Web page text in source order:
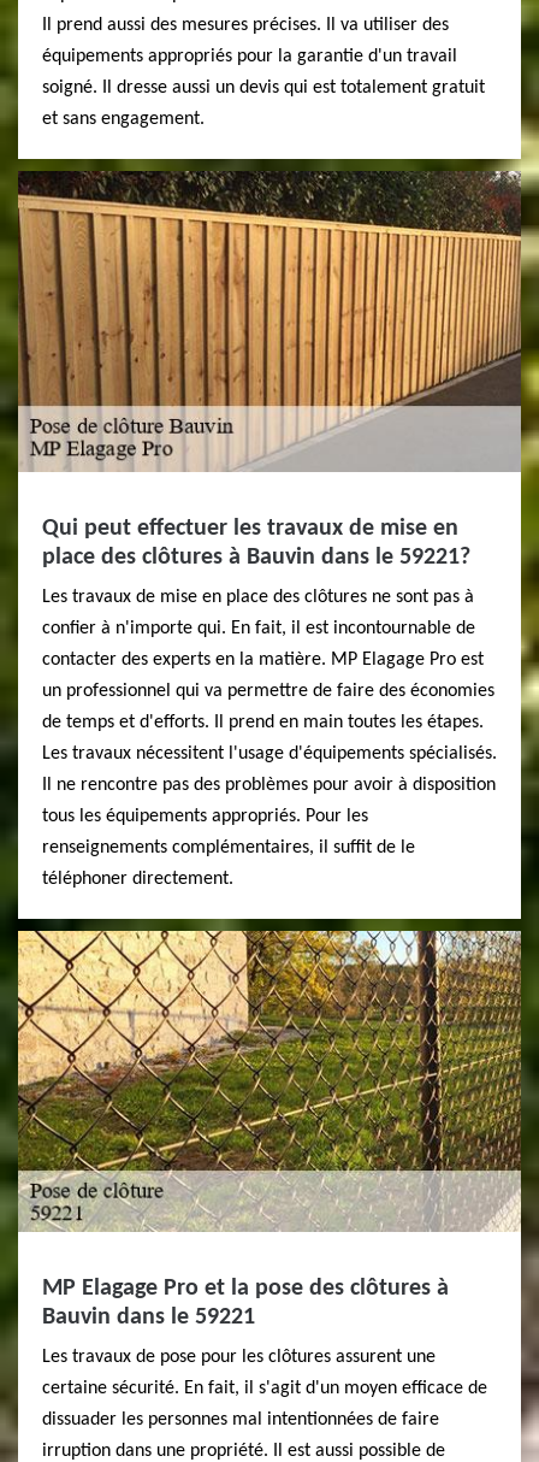
Il prend aussi des mesures précises. Il va utiliser des
équipements appropriés pour la garantie d'un travail
soigné. Il dresse aussi un devis qui est totalement gratuit
et sans engagement.
Qui peut effectuer les travaux de mise en
place des clôtures à Bauvin dans le 59221?
Les travaux de mise en place des clôtures ne sont pas à
confier à n'importe qui. En fait, il est incontournable de
contacter des experts en la matière. MP Elagage Pro est
un professionnel qui va permettre de faire des économies
de temps et d'efforts. Il prend en main toutes les étapes.
Les travaux nécessitent l'usage d'équipements spécialisés.
Il ne rencontre pas des problèmes pour avoir à disposition
tous les équipements appropriés. Pour les
renseignements complémentaires, il suffit de le
téléphoner directement.
MP Elagage Pro et la pose des clôtures à
Bauvin dans le 59221
Les travaux de pose pour les clôtures assurent une
certaine sécurité. En fait, il s'agit d'un moyen efficace de
dissuader les personnes mal intentionnées de faire
irruption dans une propriété. Il est aussi possible de